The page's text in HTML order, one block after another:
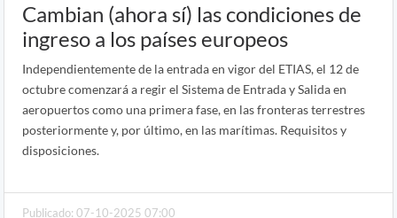
Cambian (ahora sí) las condiciones de
ingreso a los países europeos
Independientemente de la entrada en vigor del ETIAS, el 12 de
octubre comenzará a regir el Sistema de Entrada y Salida en
aeropuertos como una primera fase, en las fronteras terrestres
posteriormente y, por último, en las marítimas. Requisitos y
disposiciones.
Publicado: 07-10-2025 07:00